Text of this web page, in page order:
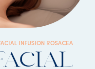
INFUSION ROSACEA